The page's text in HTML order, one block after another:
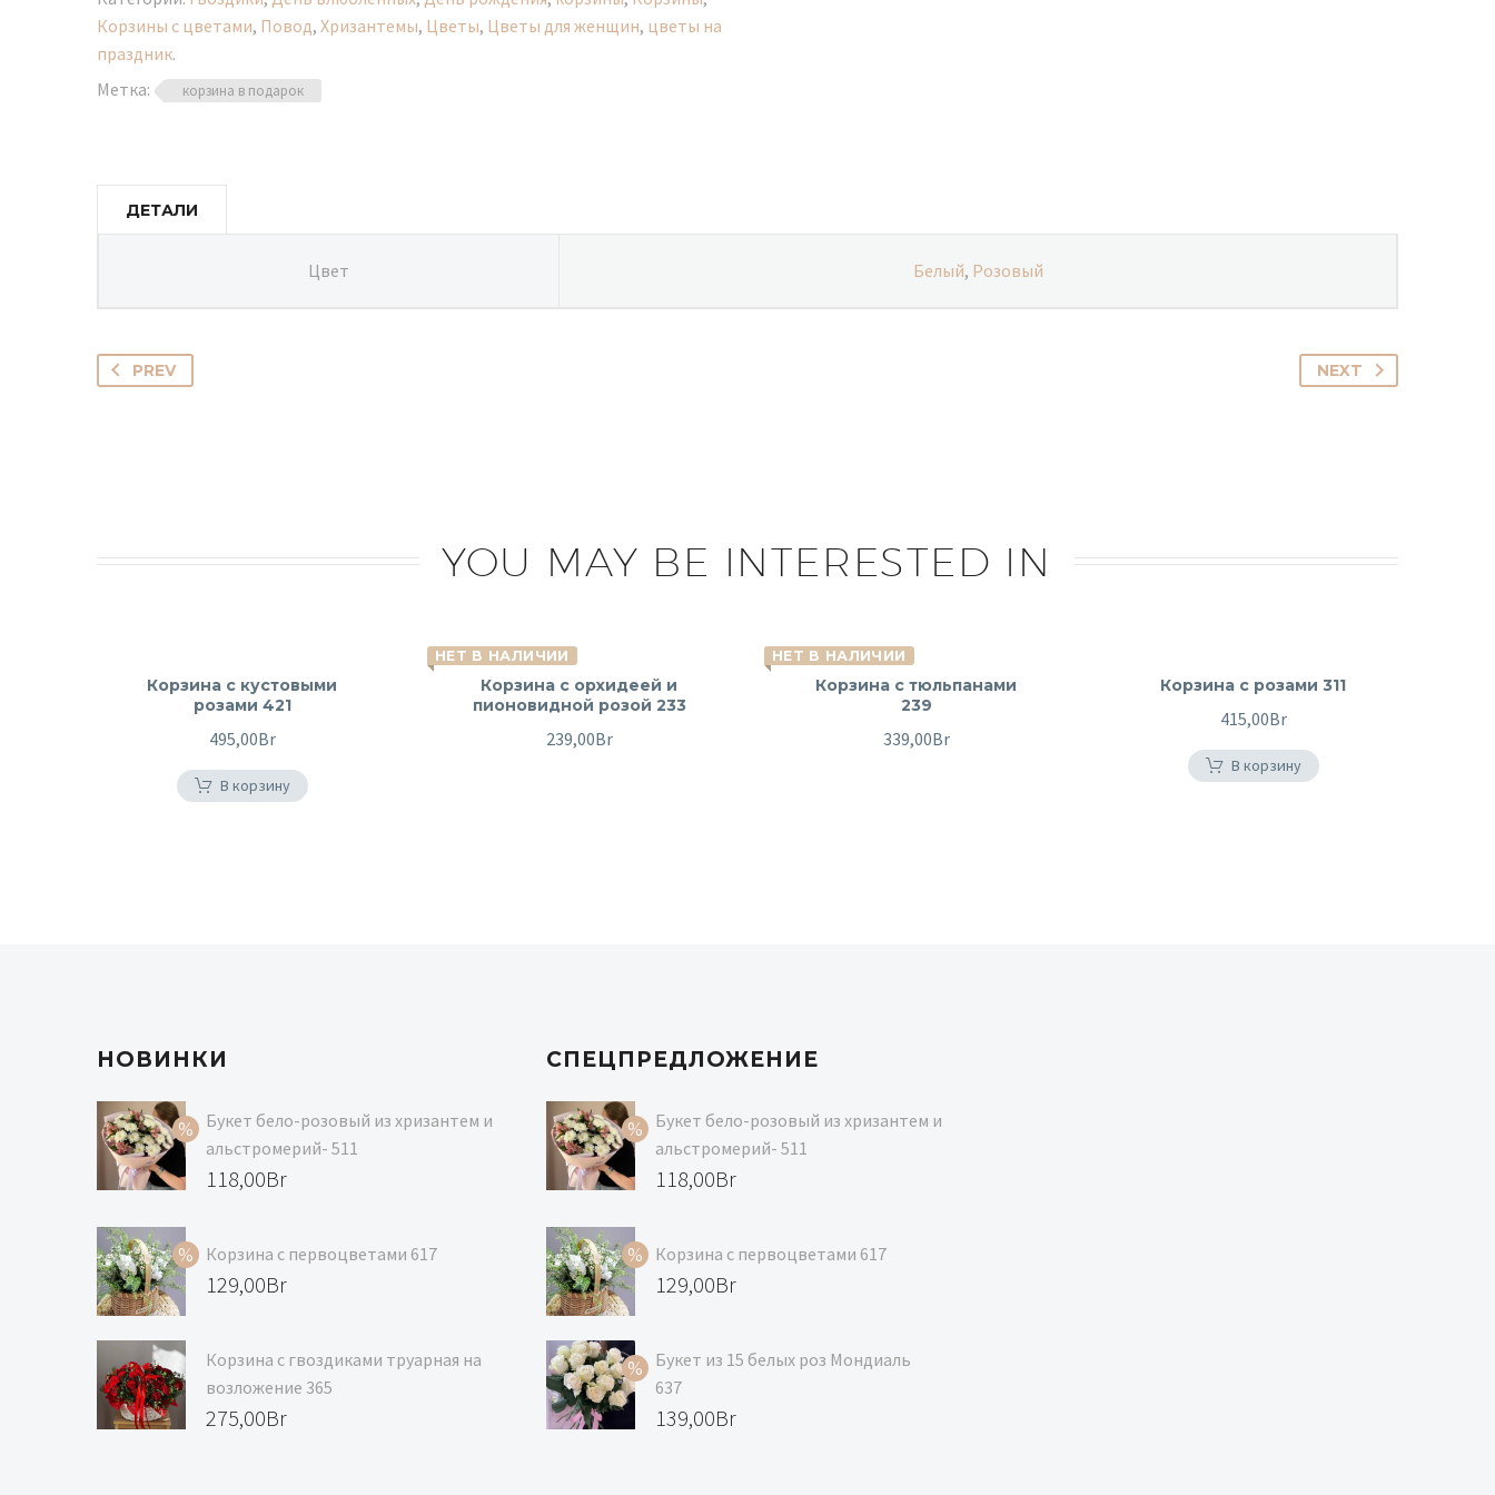
Корзины с цветами, Повод, Хризантемы, Цветы, Цветы для женщин, цветы на
праздник.
Метка:
корзина в подарок
ДЕТАЛИ
Цвет Белый, Розовый
PREV NEXT
YOU MAY BE INTERESTED IN
Корзина с кустовыми
розами 421
495,00Br
В корзину
НЕТ В НАЛИЧИИ
Корзина с орхидеей и
пионовидной розой 233
239,00Br
НЕТ В НАЛИЧИИ
Корзина с тюльпанами
239
339,00Br
Корзина с розами 311
415,00Br
В корзину
НОВИНКИ
Букет бело-розовый из хризантем и
альстромерий- 511
Первоначальная
составляла
129,00Br.
118,00Br
цена:
118,00Br.
Корзина с первоцветами 617
Первоначальная
составляла
139,00Br.
129,00Br
цена:
129,00Br.
Корзина с гвоздиками труарная на
возложение 365
275,00Br
СПЕЦПРЕДЛОЖЕНИЕ
Букет бело-розовый из хризантем и
альстромерий- 511
Первоначальная
составляла
129,00Br.
118,00Br
цена:
118,00Br.
Корзина с первоцветами 617
Первоначальная
составляла
139,00Br.
129,00Br
цена:
129,00Br.
Букет из 15 белых роз Мондиаль
637
Первоначальная
139,00Br